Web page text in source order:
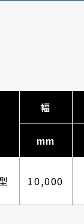
幅
mm
10,000